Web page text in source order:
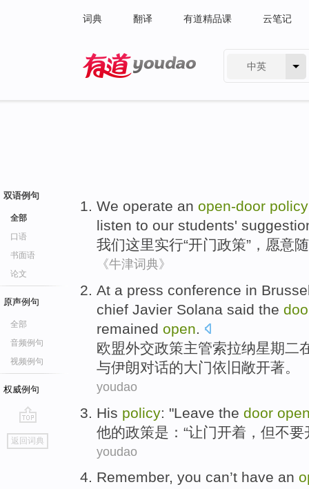
词典 翻译 有道精品课 云笔记
中英
双语例句
全部
口语
书面语
论文
原声例句
全部
音频例句
视频例句
权威例句
go
top
返回词典
We operate an open-door policy
listen to our students'
我们这里实行“开门政策”，愿意
《牛津词典》
At a press conference in
chief Javier Solana said the
remained open.
欧盟外交政策主管索拉纳星期二
与伊朗对话的大门依旧敞开著。
youdao
His policy: "Leave the door
他的政策是 ：“让门开着， 但不要
youdao
Remember, you can’t have an